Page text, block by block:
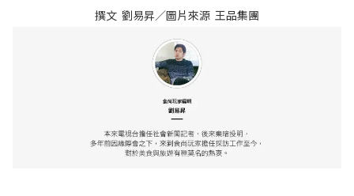
撰文 劉易昇／圖片來源 王品集團